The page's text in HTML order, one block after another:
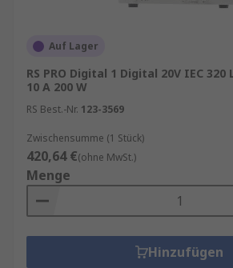
Auf Lager
RS PRO Digital 1 Digital 20V IEC
10 A 200 W
RS Best.-Nr. 123-3569
Zwischensumme (1 Stück)
420,64 €(ohne MwSt.)
Menge
Hinzufügen